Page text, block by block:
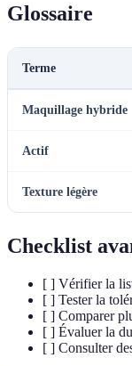
Glossaire
Terme
Maquillage hybride
Actif
Texture légère
Checklist
[ ] Vérifier la
[ ] Tester la
[ ] Comparer
[ ] Évaluer la
[ ] Consulter